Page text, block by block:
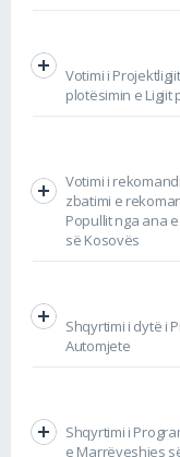
Votimi i
plotësimin e
Votimi i
zbatimi e
Popullit nga ana
së Kosovës
Shqyrtimi i dytë i
Automjete
Shqyrtimi i
e Marrëveshjes